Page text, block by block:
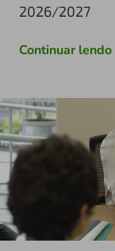
2026/2027
Continuar lendo